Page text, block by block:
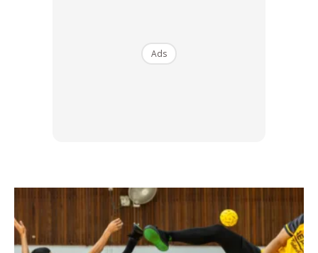
box kong,” jelas Pekin kepada Remy.
Ads